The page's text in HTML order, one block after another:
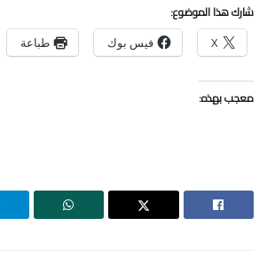
شارك هذا الموضوع:
X فيس بوك طباعة
معجب بهذه: